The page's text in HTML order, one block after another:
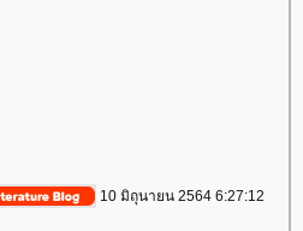
10 มิถุนายน 2564 6:27:12